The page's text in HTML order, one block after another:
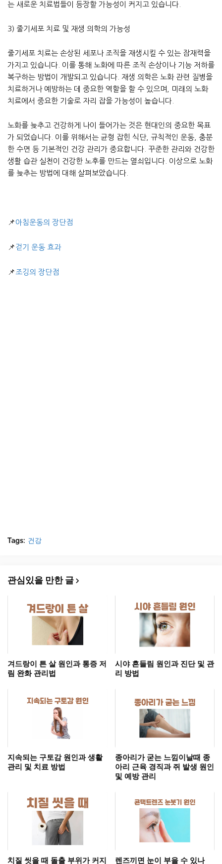
는 새로운 치료법들이 등장할 가능성이 커지고 있습니다.
3) 줄기세포 치료 및 재생 의학의 가능성
줄기세포 치료는 손상된 세포나 조직을 재생시킬 수 있는 잠재력을
가지고 있습니다. 이를 통해 노화에 따른 조직 손상이나 기능 저하를
복구하는 방법이 개발되고 있습니다. 재생 의학은 노화 관련 질병을
치료하거나 예방하는 데 중요한 역할을 할 수 있으며, 미래의 노화
치료에서 중요한 기술로 자리 잡을 가능성이 높습니다.
노화를 늦추고 건강하게 나이 들어가는 것은 현대인의 중요한 목표
가 되었습니다. 이를 위해서는 균형 잡힌 식단, 규칙적인 운동, 충분
한 수면 등 기본적인 건강 관리가 중요합니다. 꾸준한 관리와 건강한
생활 습관 실천이 건강한 노후를 만드는 열쇠입니다. 이상으로 노화
를 늦추는 방법에 대해 살펴보았습니다.
📌 아침운동의 장단점
📌 걷기 운동 효과
📌조깅의 장단점
Tags: 건강
관심있을 만한 글
겨드랑이 튼 살 원인과 통증 저
림 완화 관리법
시야 흔들림 원인과 진단 및 관
리 방법
지속되는 구토감 원인과 생활
관리 및 치료 방법
종아리가 굳는 느낌이날때 종
아리 근육 경직과 쥐 발생 원인
및 예방 관리
치질 씻을 때 돌출 부위가 커지 렌즈끼면 눈이 부을 수 있나